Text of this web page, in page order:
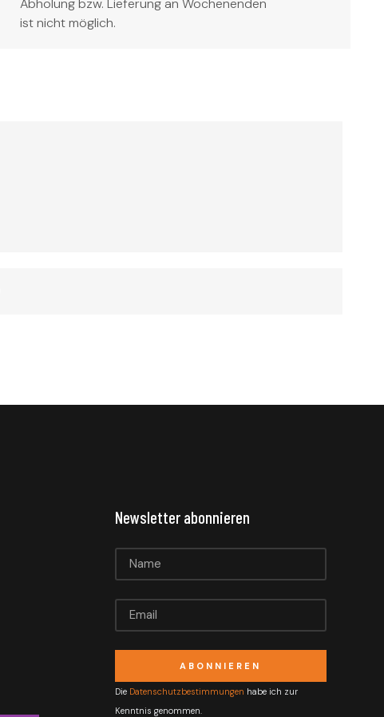
Abholung bzw. Lieferung an Wochenenden
ist nicht möglich.
Newsletter abonnieren
ABONNIEREN
Die Datenschutzbestimmungen habe ich zur
Kenntnis genommen.